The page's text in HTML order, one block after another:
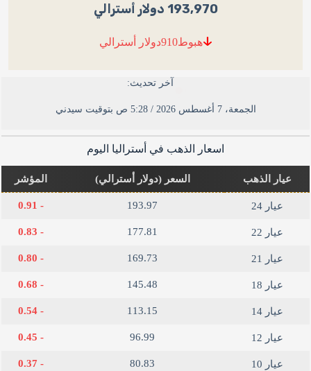
193,970 دولار أسترالي
هبوط910دولار أسترالي
آخر تحديث:
الجمعة، 7 أغسطس 2026 / 5:28 ص بتوقيت سيدني
اسعار الذهب في أستراليا​ اليوم
عيار الذهب السعر (دولار أسترالي) المؤشر
عيار 24 193.97
- 0.91
عيار 22 177.81
- 0.83
عيار 21 169.73
- 0.80
عيار 18 145.48
- 0.68
عيار 14 113.15
- 0.54
عيار 12 96.99
- 0.45
عيار 10 80.83
- 0.37